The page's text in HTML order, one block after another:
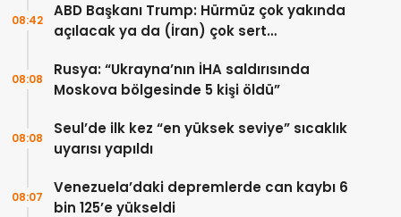
ABD Başkanı Trump: Hürmüz çok yakında
açılacak ya da (İran) çok sert
08:42
Rusya: “Ukrayna’nın İHA saldırısında
Moskova bölgesinde 5 kişi öldü”
08:08
Seul’de ilk kez “en yüksek seviye” sıcaklık
uyarısı yapıldı
08:08
Venezuela’daki depremlerde can kaybı 6
bin 125’e yükseldi
08:07